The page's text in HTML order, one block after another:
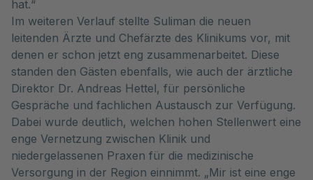
hat.“
Im weiteren Verlauf stellte Suliman die neuen
leitenden Ärzte und Chefärzte des Klinikums vor, mit
denen er schon jetzt eng zusammenarbeitet. Diese
standen den Gästen ebenfalls, wie auch der ärztliche
Direktor Dr. Andreas Hettel, für persönliche
Gespräche und fachlichen Austausch zur Verfügung.
Dabei wurde deutlich, welchen hohen Stellenwert eine
enge Vernetzung zwischen Klinik und
niedergelassenen Praxen für die medizinische
Versorgung in der Region einnimmt. „Mir ist eine enge